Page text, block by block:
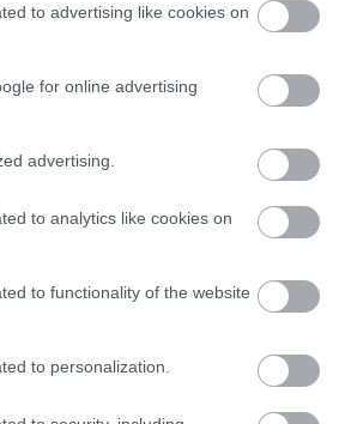
to advertising like cookies on
for online advertising
advertising.
to analytics like cookies on
to functionality of the website
to personalization.
vil miste i denne saken er
jo bare underholdning vi driver
utviklingen. Men foreløpig har
foreløpig en endelig